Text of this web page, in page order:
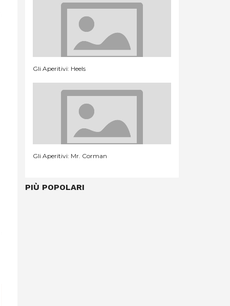
Gli Aperitivi: Heels
Gli Aperitivi: Mr. Corman
PIÙ POPOLARI